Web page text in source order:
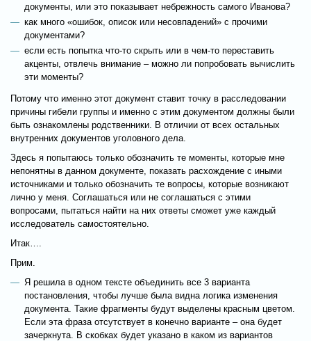
документы, или это показывает небрежность самого Иванова?
как много «ошибок, описок или несовпадений» с прочими
документами?
если есть попытка что-то скрыть или в чем-то переставить
акценты, отвлечь внимание – можно ли попробовать вычислить
эти моменты?
Потому что именно этот документ ставит точку в расследовании
причины гибели группы и именно с этим документом должны были
быть ознакомлены родственники. В отличии от всех остальных
внутренних документов уголовного дела.
Здесь я попытаюсь только обозначить те моменты, которые мне
непонятны в данном документе, показать расхождение с иными
источниками и только обозначить те вопросы, которые возникают
лично у меня. Соглашаться или не соглашаться с этими
вопросами, пытаться найти на них ответы сможет уже каждый
исследователь самостоятельно.
Итак….
Прим.
Я решила в одном тексте объединить все 3 варианта
постановления, чтобы лучше была видна логика изменения
документа. Такие фрагменты будут выделены красным цветом.
Если эта фраза отсутствует в конечно варианте – она будет
зачеркнута. В скобках будет указано в каком из вариантов